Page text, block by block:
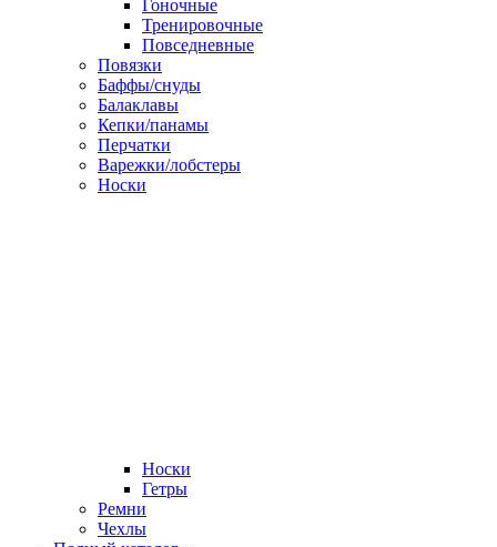
Гоночные
Тренировочные
Повседневные
Повязки
Баффы/снуды
Балаклавы
Кепки/панамы
Перчатки
Варежки/лобстеры
Носки
Носки
Гетры
Ремни
Чехлы